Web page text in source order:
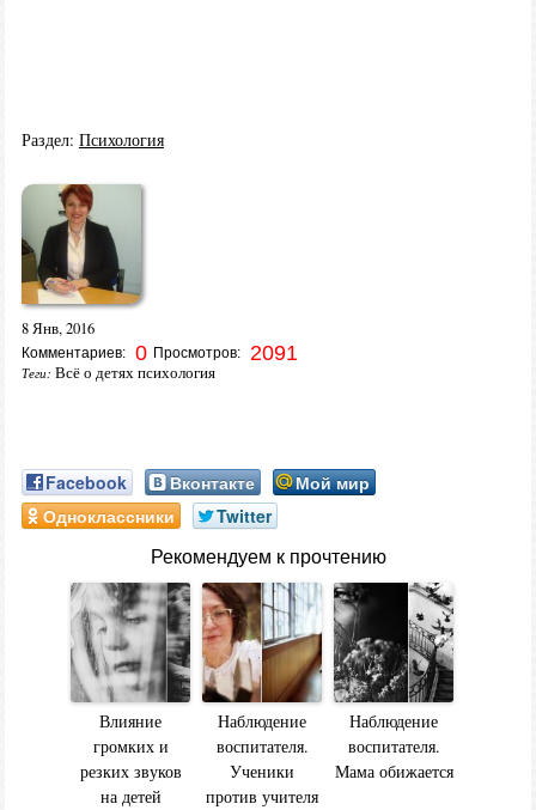
Раздел: Психология
8 Янв, 2016
Комментариев: 0 Просмотров: 2091
Теги: Всё о детях психология
Facebook Вконтакте
Мой мир
Одноклассники
Twitter
Рекомендуем к прочтению
Влияние
громких и
резких звуков
на детей
Наблюдение
воспитателя.
Ученики
против учителя
Наблюдение
воспитателя.
Мама обижается